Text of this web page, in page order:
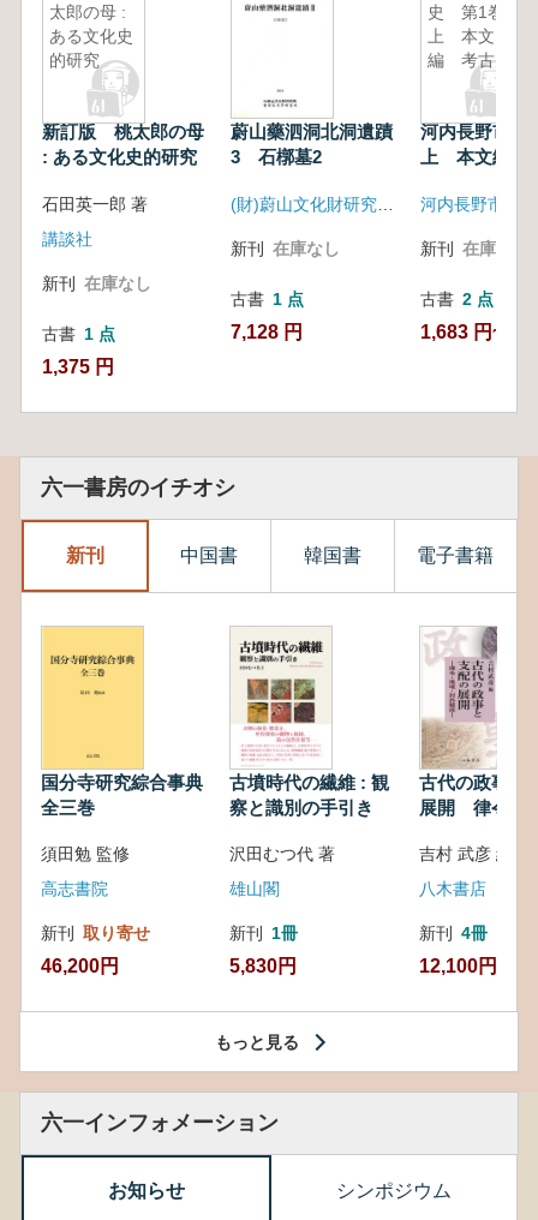
太郎の母 :
ある文化史
的研究
新訂版 桃太郎の母
: ある文化史的研究
石田英一郎 著
講談社
新刊 在庫なし
古書 1 点
1,375 円
蔚山藥泗洞北洞遺蹟
3 石槨墓2
新刊 在庫なし
古書 1 点
7,128 円
史 第1巻
上 本文
編 考古
河内長野市
上 本文編
河内長野市(大
新刊 在庫なし
古書 2 点
1,683 円~
六一書房のイチオシ
新刊 中国書 韓国書 電子書籍
国分寺研究綜合事典
全三巻
須田勉 監修
高志書院
新刊 取り寄せ
46,200円
古墳時代の繊維 : 観
察と識別の手引き
沢田むつ代 著
雄山閣
新刊 1冊
5,830円
古代の政事と
展開 律令・
吉村 武彦 編集
八木書店
新刊 4冊
12,100円
もっと見る
六一インフォメーション
お知らせ シンポジウム